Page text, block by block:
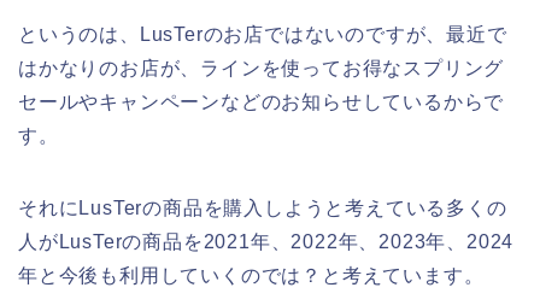
というのは、LusTerのお店ではないのですが、最近で
はかなりのお店が、ラインを使ってお得なスプリング
セールやキャンペーンなどのお知らせしているからで
す。
それにLusTerの商品を購入しようと考えている多くの
人がLusTerの商品を2021年、2022年、2023年、2024
年と今後も利用していくのでは？と考えています。